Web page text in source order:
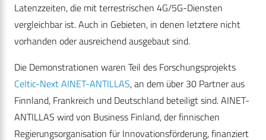
Latenzzeiten, die mit terrestrischen 4G/5G-Diensten
vergleichbar ist. Auch in Gebieten, in denen letztere nicht
vorhanden oder ausreichend ausgebaut sind.
Die Demonstrationen waren Teil des Forschungsprojekts
Celtic-Next AINET-ANTILLAS, an dem über 30 Partner aus
Finnland, Frankreich und Deutschland beteiligt sind. AINET-
ANTILLAS wird von Business Finland, der finnischen
Regierungsorganisation für Innovationsförderung, finanziert